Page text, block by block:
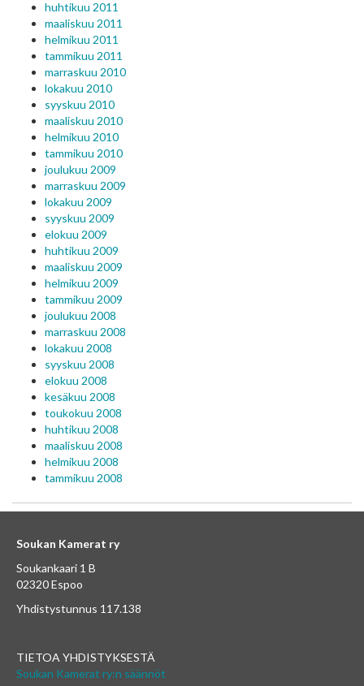
huhtikuu 2011
maaliskuu 2011
helmikuu 2011
tammikuu 2011
marraskuu 2010
lokakuu 2010
syyskuu 2010
maaliskuu 2010
helmikuu 2010
tammikuu 2010
joulukuu 2009
marraskuu 2009
lokakuu 2009
syyskuu 2009
elokuu 2009
huhtikuu 2009
maaliskuu 2009
helmikuu 2009
tammikuu 2009
joulukuu 2008
marraskuu 2008
lokakuu 2008
syyskuu 2008
elokuu 2008
kesäkuu 2008
toukokuu 2008
huhtikuu 2008
maaliskuu 2008
helmikuu 2008
tammikuu 2008
Soukan Kamerat ry
Soukankaari 1 B
02320 Espoo
Yhdistystunnus 117.138
TIETOA YHDISTYKSESTÄ
Soukan Kamerat ry:n säännöt